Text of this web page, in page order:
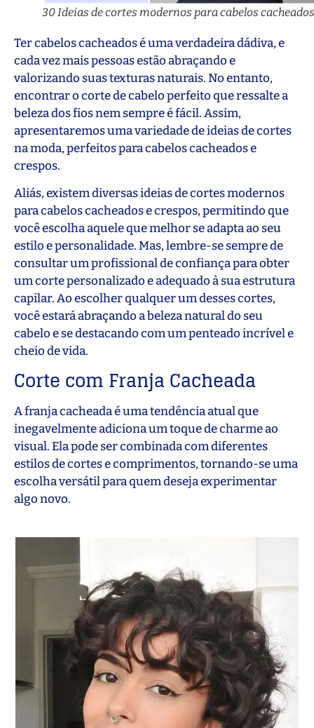
30 Ideias de cortes modernos para cabelos cacheados
Ter cabelos cacheados é uma verdadeira dádiva, e
cada vez mais pessoas estão abraçando e
valorizando suas texturas naturais. No entanto,
encontrar o corte de cabelo perfeito que ressalte a
beleza dos fios nem sempre é fácil. Assim,
apresentaremos uma variedade de ideias de cortes
na moda, perfeitos para cabelos cacheados e
crespos.
Aliás, existem diversas ideias de cortes modernos
para cabelos cacheados e crespos, permitindo que
você escolha aquele que melhor se adapta ao seu
estilo e personalidade. Mas, lembre-se sempre de
consultar um profissional de confiança para obter
um corte personalizado e adequado à sua estrutura
capilar. Ao escolher qualquer um desses cortes,
você estará abraçando a beleza natural do seu
cabelo e se destacando com um penteado incrível e
cheio de vida.
Corte com Franja Cacheada
A franja cacheada é uma tendência atual que
inegavelmente adiciona um toque de charme ao
visual. Ela pode ser combinada com diferentes
estilos de cortes e comprimentos, tornando-se uma
escolha versátil para quem deseja experimentar
algo novo.